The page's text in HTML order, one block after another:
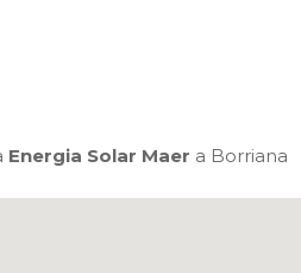
Energia Solar Maer a Borriana